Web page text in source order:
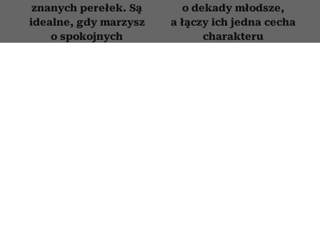
znanych perełek. Są
idealne, gdy marzysz
o spokojnych
o dekady młodsze,
a łączy ich jedna cecha
charakteru